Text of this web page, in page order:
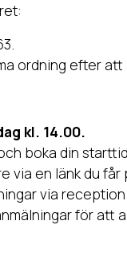
ordning efter
kl. 14.00.
boka din
via en länk du får
via
för att